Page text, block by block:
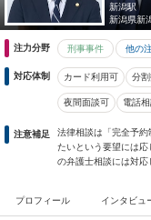
新潟駅
新潟県新
注力分野 刑事事件 他の
対応体制 カード利用可 分
夜間面談可 電話
注意補足
法律相談は「完全予約
たいという要望には
の弁護士相談には対応
プロフィール インタビュ